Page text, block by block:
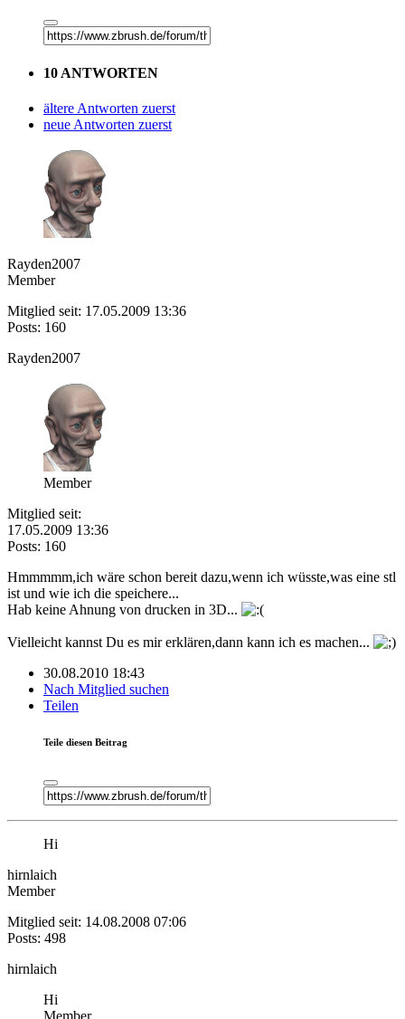
10 ANTWORTEN
ältere Antworten zuerst
neue Antworten zuerst
Rayden2007
Member
Mitglied seit: 17.05.2009 13:36
Posts: 160
Rayden2007
Member
Mitglied seit:
17.05.2009 13:36
Posts: 160
Hmmmmm,ich wäre schon bereit dazu,wenn ich wüsste,was eine stl
ist und wie ich die speichere...
Hab keine Ahnung von drucken in 3D...
Vielleicht kannst Du es mir erklären,dann kann ich es machen...
30.08.2010 18:43
Nach Mitglied suchen
Teilen
Teile diesen Beitrag
Hi
hirnlaich
Member
Mitglied seit: 14.08.2008 07:06
Posts: 498
hirnlaich
Hi
Member